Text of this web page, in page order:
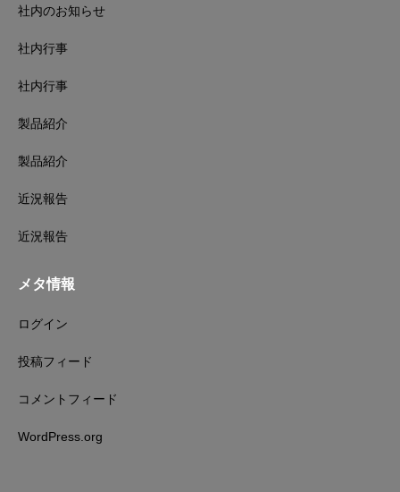
社内のお知らせ
社内行事
社内行事
製品紹介
製品紹介
近況報告
近況報告
メタ情報
ログイン
投稿フィード
コメントフィード
WordPress.org